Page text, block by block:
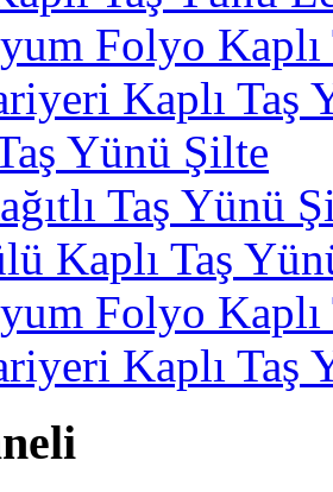
Folyo Kaplı
Kaplı Taş
Yünü Şilte
Taş Yünü
Kaplı Taş
Folyo Kaplı
Kaplı Taş